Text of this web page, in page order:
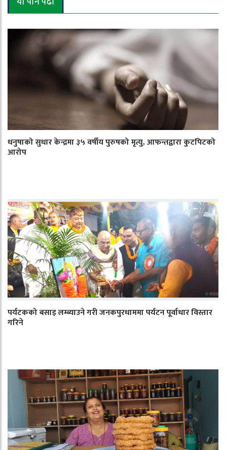
धनुषाको सुधार केन्द्रमा ३५ वर्षीय पुरुषको मृत्यु, आफन्तद्वारा कुटपिटको
आरोप
पर्यटकको बसाइ लम्ब्याउने गरी जनकपुरधाममा पर्यटन पूर्वाधार विस्तार
गरिने